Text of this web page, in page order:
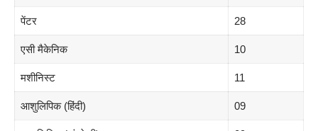
पेंटर 28
एसी मैकेनिक 10
मशीनिस्ट 11
आशुलिपिक (हिंदी) 09